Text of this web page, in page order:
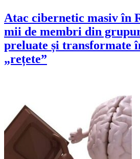
Atac cibernetic masiv în
mii de membri din
preluate și transformate
„rețete”